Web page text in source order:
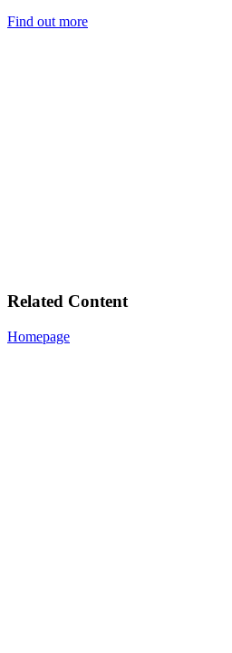
Find out more
Related Content
Homepage